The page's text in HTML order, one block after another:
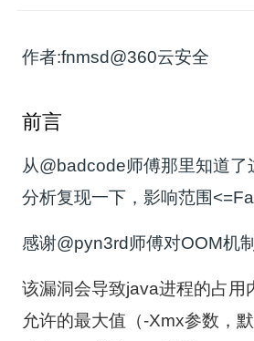
作者:fnmsd@360云安全
前言
从@badcode师傅那里知道了
分析复现一下，影响范围
感谢@pyn3rd师傅对OOM机
该漏洞会导致java进程的占用
允许的最大值（-Xmx参数，